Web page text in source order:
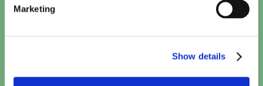
Marketing
Show details
15:50 TICKETS